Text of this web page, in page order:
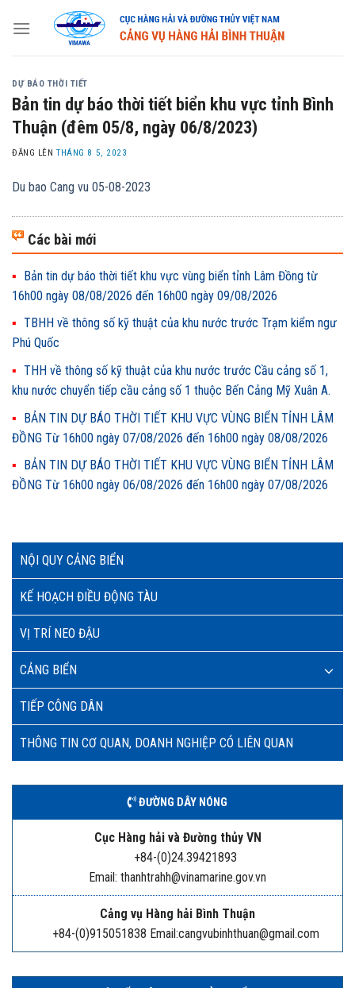
NỘI QUY CẢNG BIỂN
KẾ HOẠCH ĐIỀU ĐỘNG TÀU
VỊ TRÍ NEO ĐẬU
CẢNG BIỂN
TIẾP CÔNG DÂN
THÔNG TIN CƠ QUAN, DOANH NGHIỆP CÓ LIÊN QUAN
ĐƯỜNG DÂY NÓNG
Cục Hàng hải và Đường thủy VN
+84-(0)24.39421893
Email: thanhtrahh@vinamarine.gov.vn
Cảng vụ Hàng hải Bình Thuận
+84-(0)915051838 Email:cangvubinhthuan@gmail.com
DỰ BÁO THỜI TIẾT
Bản tin dự báo thời tiết biển khu vực tỉnh Bình
Thuận (đêm 05/8, ngày 06/8/2023)
ĐĂNG LÊNTHÁNG 8 5, 2023
Du bao Cang vu 05-08-2023
Các bài mới
Bản tin dự báo thời tiết khu vực vùng biển tỉnh Lâm Đồng từ
16h00 ngày 08/08/2026 đến 16h00 ngày 09/08/2026
TBHH về thông số kỹ thuật của khu nước trước Trạm kiểm ngư
Phú Quốc
THH về thông số kỹ thuật của khu nước trước Cầu cảng số 1,
khu nước chuyển tiếp cầu cảng số 1 thuộc Bến Cảng Mỹ Xuân A.
BẢN TIN DỰ BÁO THỜI TIẾT KHU VỰC VÙNG BIỂN TỈNH LÂM
ĐỒNG Từ 16h00 ngày 07/08/2026 đến 16h00 ngày 08/08/2026
BẢN TIN DỰ BÁO THỜI TIẾT KHU VỰC VÙNG BIỂN TỈNH LÂM
ĐỒNG Từ 16h00 ngày 06/08/2026 đến 16h00 ngày 07/08/2026